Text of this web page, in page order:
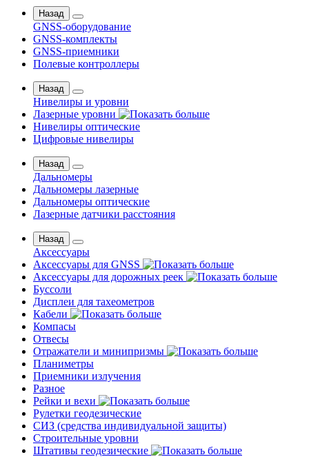
Назад
GNSS-оборудование
GNSS-комплекты
GNSS-приемники
Полевые контроллеры
Назад
Нивелиры и уровни
Лазерные уровни
Нивелиры оптические
Цифровые нивелиры
Назад
Дальномеры
Дальномеры лазерные
Дальномеры оптические
Лазерные датчики расстояния
Назад
Аксессуары
Аксессуары для GNSS
Аксессуары для дорожных реек
Буссоли
Дисплеи для тахеометров
Кабели
Компасы
Отвесы
Отражатели и минипризмы
Планиметры
Приемники излучения
Разное
Рейки и вехи
Рулетки геодезические
СИЗ (средства индивидуальной защиты)
Строительные уровни
Штативы геодезические